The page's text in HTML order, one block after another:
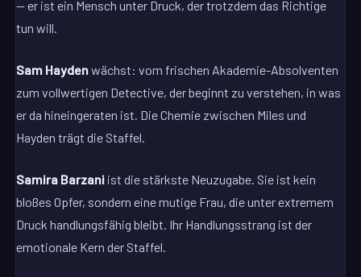
— er ist ein Mensch unter Druck, der trotzdem das Richtige
tun will.
Sam Haydenwächst: vom frischen Akademie-Absolventen
zum vollwertigen Detective, der beginnt zu verstehen, in was
er da hineingeraten ist. Die Chemie zwischen Miles und
Hayden trägt die Staffel.
Samira Barzani ist die stärkste Neuzugabe. Sie ist kein
bloßes Opfer, sondern eine mutige Frau, die unter extremem
Druck handlungsfähig bleibt. Ihr Handlungsstrang ist der
emotionale Kern der Staffel.